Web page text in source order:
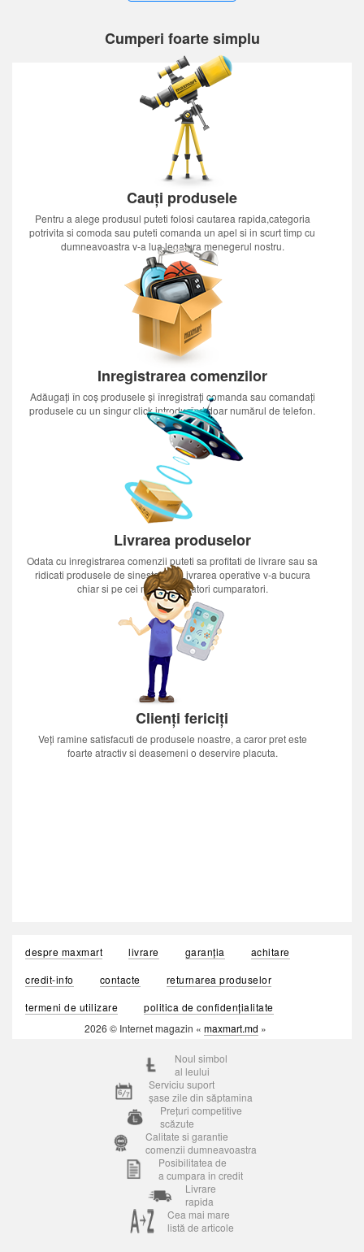
Cumperi foarte simplu
Cauți produsele
Pentru a alege produsul puteti folosi cautarea rapida,categoria
potrivita si comoda sau puteti comanda un apel si in scurt timp cu
dumneavoastra v-a lua legatura menegerul nostru.
Inregistrarea comenzilor
Adăugați în coș produsele și înregistrați comanda sau comandați
produsele cu un singur click introducînd doar numărul de telefon.
Livrarea produselor
Odata cu inregistrarea comenzii puteti sa profitati de livrare sau sa
ridicati produsele de sinestatator.Livrarea operative v-a bucura
chiar si pe cei mai nerabdatori cumparatori.
Clienți fericiți
Veți ramine satisfacuti de produsele noastre, a caror pret este
foarte atractiv si deasemeni o deservire placuta.
despre maxmart livrare garanția
achitare
credit-info
contacte
returnarea produselor
termeni de utilizare
politica de confidențialitate
2026 © Internet magazin « maxmart.md »
Noul simbol
al leului
Serviciu suport
șase zile din săptamina
Prețuri competitive
scăzute
Calitate si garantie
comenzii dumneavoastra
Posibilitatea de
a cumpara in credit
Livrare
rapida
Cea mai mare
listă de articole